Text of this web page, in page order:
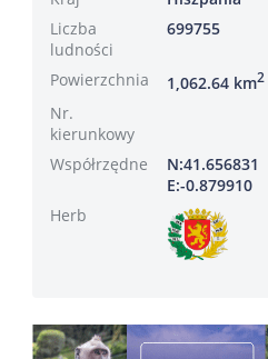
Liczba
ludności
699755
Powierzchnia 1,062.64 km2
Nr.
kierunkowy
Współrzędne
N:41.656831
E:-0.879910
Herb